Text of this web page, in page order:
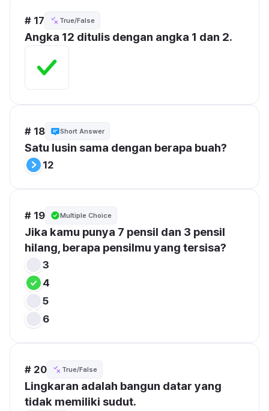
# 17 True/False
Angka 12 ditulis dengan angka 1 dan 2.
# 18 Short Answer
Satu lusin sama dengan berapa buah?
12
# 19 Multiple Choice
Jika kamu punya 7 pensil dan 3 pensil
hilang, berapa pensilmu yang tersisa?
3
4
5
6
# 20 True/False
Lingkaran adalah bangun datar yang
tidak memiliki sudut.